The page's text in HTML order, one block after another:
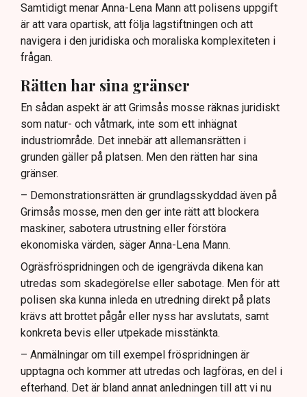
Samtidigt menar Anna-Lena Mann att polisens uppgift
är att vara opartisk, att följa lagstiftningen och att
navigera i den juridiska och moraliska komplexiteten i
frågan.
Rätten har sina gränser
En sådan aspekt är att Grimsås mosse räknas juridiskt
som natur- och våtmark, inte som ett inhägnat
industriområde. Det innebär att allemansrätten i
grunden gäller på platsen. Men den rätten har sina
gränser.
– Demonstrationsrätten är grundlagsskyddad även på
Grimsås mosse, men den ger inte rätt att blockera
maskiner, sabotera utrustning eller förstöra
ekonomiska värden, säger Anna-Lena Mann.
Ogräsfröspridningen och de igengrävda dikena kan
utredas som skadegörelse eller sabotage. Men för att
polisen ska kunna inleda en utredning direkt på plats
krävs att brottet pågår eller nyss har avslutats, samt
konkreta bevis eller utpekade misstänkta.
– Anmälningar om till exempel fröspridningen är
upptagna och kommer att utredas och lagföras, en del i
efterhand. Det är bland annat anledningen till att vi nu